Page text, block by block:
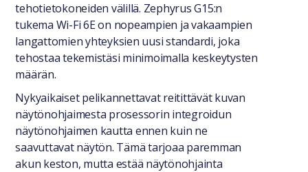
tehotietokoneiden välillä. Zephyrus G15:n
tukema Wi-Fi 6E on nopeampien ja vakaampien
langattomien yhteyksien uusi standardi, joka
tehostaa tekemistäsi minimoimalla keskeytysten
määrän.
Nykyaikaiset pelikannettavat reitittävät kuvan
näytönohjaimesta prosessorin integroidun
näytönohjaimen kautta ennen kuin ne
saavuttavat näytön. Tämä tarjoaa paremman
akun keston, mutta estää näytönohjainta